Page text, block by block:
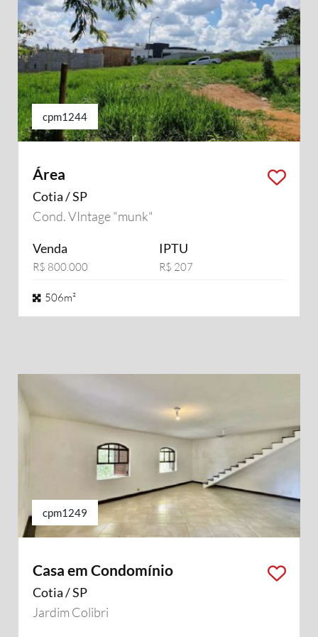
cpm1244
Área
Cotia / SP
Cond. VIntage "munk"
Venda
R$ 800.000
IPTU
R$ 207
506m²
cpm1249
Casa em Condomínio
Cotia / SP
Jardim Colibri